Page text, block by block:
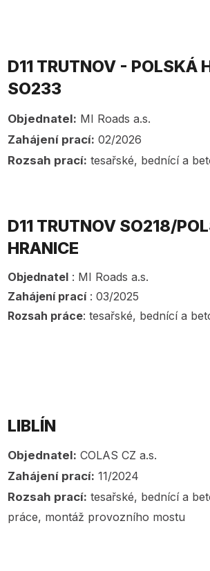
D11 TRUTNOV - POLSKÁ
SO233
Objednatel: MI Roads a.s.
Zahájení prací: 02/2026
Rozsah prací: tesařské, bednící a
D11 TRUTNOV SO218/
HRANICE
Objednatel : MI Roads a.s.
Zahájení prací: 03/2025
Rozsah práce: tesařské, bednící a
LIBLÍN
Objednatel: COLAS CZ a.s.
Zahájení prací: 11/2024
Rozsah prací: tesařské, bednící a
práce, montáž provozního mostu